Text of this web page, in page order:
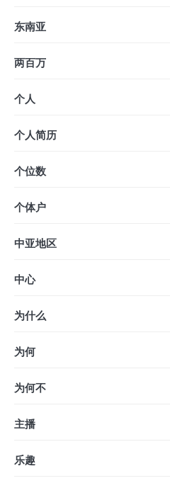
东南亚
两百万
个人
个人简历
个位数
个体户
中亚地区
中心
为什么
为何
为何不
主播
乐趣